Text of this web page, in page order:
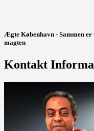
Ægte København - Sammen
magten
Kontakt